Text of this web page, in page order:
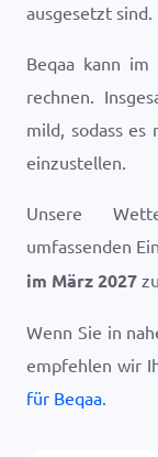
ausgesetzt sind.
Beqaa kann
rechnen.
mild, sodass
einzustellen.
Unsere
umfassenden
im März 2027
Wenn Sie in
empfehlen wir
für Beqaa.